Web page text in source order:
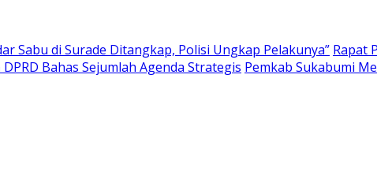
Sabu di Surade Ditangkap, Polisi Ungkap Pelakunya” Rapat
Bahas Sejumlah Agenda Strategis Pemkab Sukabumi